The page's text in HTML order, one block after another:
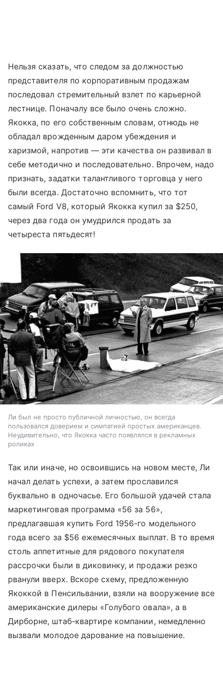
Нельзя сказать, что следом за должностью
представителя по корпоративным продажам
последовал стремительный взлет по карьерной
лестнице. Поначалу все было очень сложно.
Якокка, по его собственным словам, отнюдь не
обладал врожденным даром убеждения и
харизмой, напротив — эти качества он развивал в
себе методично и последовательно. Впрочем, надо
признать, задатки талантливого торговца у него
были всегда. Достаточно вспомнить, что тот
самый Ford V8, который Якокка купил за $250,
через два года он умудрился продать за
четыреста пятьдесят!
Ли был не просто публичной личностью, он всегда
пользовался доверием и симпатией простых американцев.
Неудивительно, что Якокка часто появлялся в рекламных
роликах
Так или иначе, но освоившись на новом месте, Ли
начал делать успехи, а затем прославился
буквально в одночасье. Его большой удачей стала
маркетинговая программа «56 за 56»,
предлагавшая купить Ford 1956-го модельного
года всего за $56 ежемесячных выплат. В то время
столь аппетитные для рядового покупателя
рассрочки были в диковинку, и продажи резко
рванули вверх. Вскоре схему, предложенную
Якоккой в Пенсильвании, взяли на вооружение все
американские дилеры «Голубого овала», а в
Дирборне, штаб-квартире компании, немедленно
вызвали молодое дарование на повышение.